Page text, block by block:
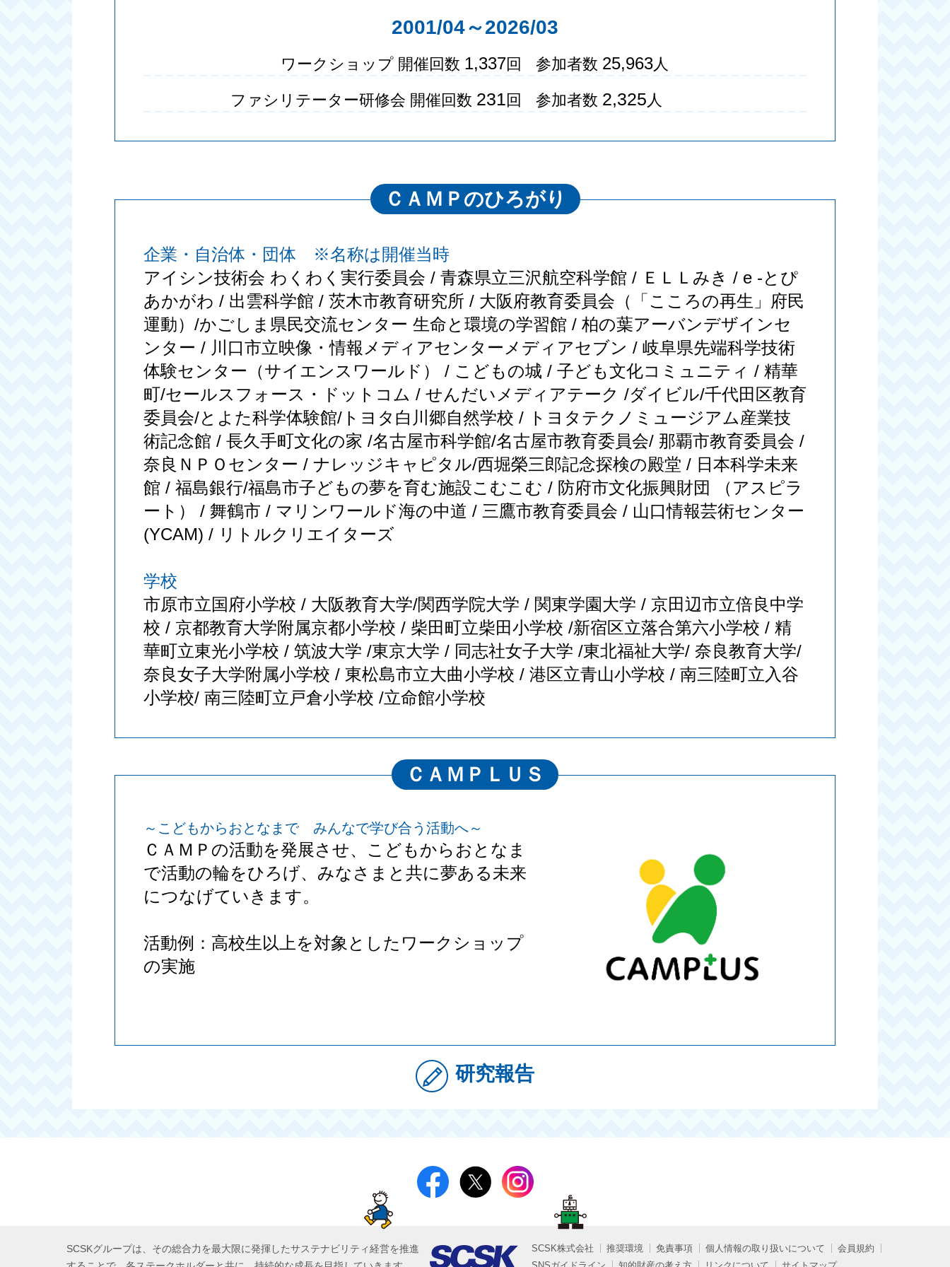
2001/04～2026/03
ワークショップ 開催回数 1,337回 参加者数 25,963人
ファシリテーター研修会 開催回数 231回 参加者数 2,325人
ＣＡＭＰのひろがり
企業・自治体・団体
※名称は開催当時
アイシン技術会 わくわく実行委員会 / 青森県立三沢航空科学館 / ＥＬＬみき / e -とぴ
あかがわ / 出雲科学館 / 茨木市教育研究所 / 大阪府教育委員会（「こころの再生」府民
運動）/かごしま県民交流センター 生命と環境の学習館 / 柏の葉アーバンデザインセ
ンター / 川口市立映像・情報メディアセンターメディアセブン / 岐阜県先端科学技術
体験センター（サイエンスワールド） / こどもの城 / 子ども文化コミュニティ / 精華
町/セールスフォース・ドットコム / せんだいメディアテーク /ダイビル/千代田区教育
委員会/とよた科学体験館/トヨタ白川郷自然学校 / トヨタテクノミュージアム産業技
術記念館 / 長久手町文化の家 /名古屋市科学館/名古屋市教育委員会/ 那覇市教育委員会 /
奈良ＮＰＯセンター / ナレッジキャピタル/西堀榮三郎記念探検の殿堂 / 日本科学未来
館 / 福島銀行/福島市子どもの夢を育む施設こむこむ / 防府市文化振興財団 （アスピラ
ート） / 舞鶴市 / マリンワールド海の中道 / 三鷹市教育委員会 / 山口情報芸術センター
(YCAM) / リトルクリエイターズ
学校
市原市立国府小学校 / 大阪教育大学/関西学院大学 / 関東学園大学 / 京田辺市立倍良中学
校 / 京都教育大学附属京都小学校 / 柴田町立柴田小学校 /新宿区立落合第六小学校 / 精
華町立東光小学校 / 筑波大学 /東京大学 / 同志社女子大学 /東北福祉大学/ 奈良教育大学/
奈良女子大学附属小学校 / 東松島市立大曲小学校 / 港区立青山小学校 / 南三陸町立入谷
小学校/ 南三陸町立戸倉小学校 /立命館小学校
ＣＡＭＰＬＵＳ
～こどもからおとなまで みんなで学び合う活動へ～
ＣＡＭＰの活動を発展させ、こどもからおとなま
で活動の輪をひろげ、みなさまと共に夢ある未来
につなげていきます。
活動例：高校生以上を対象としたワークショップ
の実施
研究報告
SCSKグループは、その総合力を最大限に発揮したサステナビリティ経営を推進
SCSK株式会社 推奨環境 免責事項 個人情報の取り扱いについて
会員規約